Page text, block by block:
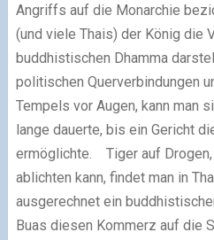
Angriffs auf die Monarchie
(und viele Thais) der König die
buddhistischen Dhamma
politischen Querverbindungen
Tempels vor Augen, kann man
lange dauerte, bis ein Gericht
ermöglichte.
Tiger auf
ablichten kann, findet man in
ausgerechnet ein
Buas diesen Kommerz auf die